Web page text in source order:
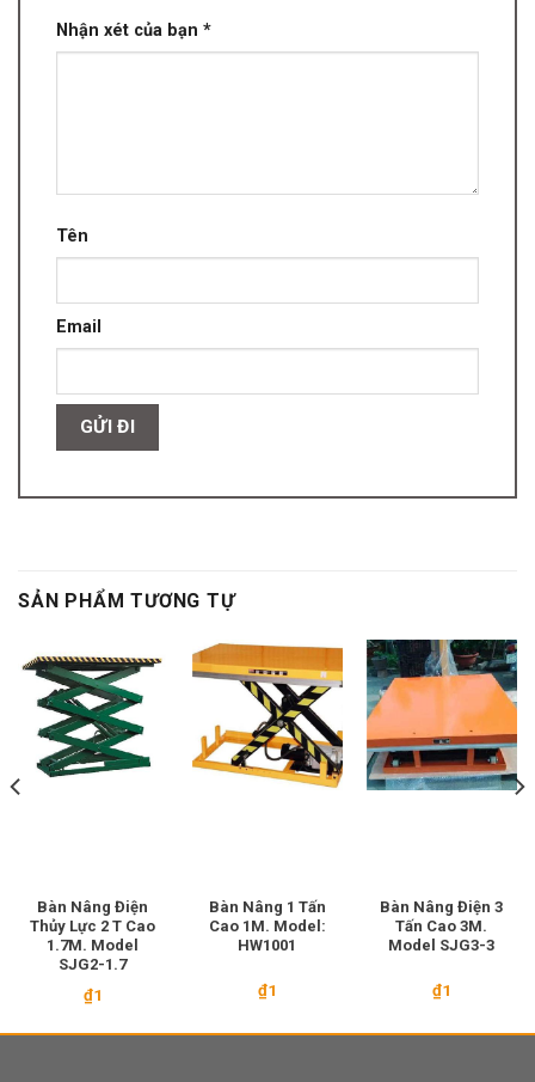
Nhận xét của bạn *
Tên
Email
SẢN PHẨM TƯƠNG TỰ
Bàn Nâng Điện
Thủy Lực 2 T Cao
1.7M. Model
SJG2-1.7
₫1
Bàn Nâng 1 Tấn
Cao 1M. Model:
HW1001
₫1
Bàn Nâng Điện 3
Tấn Cao 3M.
Model SJG3-3
₫1